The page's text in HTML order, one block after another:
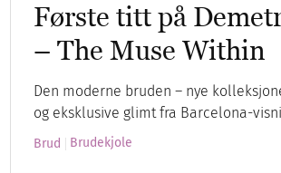
Første titt på
– The Muse Within
Den moderne bruden – nye
og eksklusive glimt fra Barcelona-
Brud Brudekjole